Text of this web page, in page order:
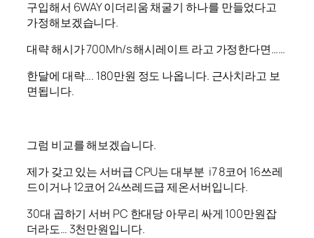
구입해서 6WAY 이더리움 채굴기 하나를 만들었다고
가정해보겠습니다.
대략 해시가 700Mh/s 해시레이트 라고 가정한다면……
한달에 대략…. 180만원 정도 나옵니다. 근사치라고 보
면됩니다.
그럼 비교를 해보겠습니다.
제가 갖고 있는 서버급 CPU는 대부분 i7 8코어 16쓰레
드이거나 12코어 24쓰레드급 제온서버입니다.
30대 곱하기 서버 PC 한대당 아무리 싸게 100만원잡
더라도… 3천만원입니다.